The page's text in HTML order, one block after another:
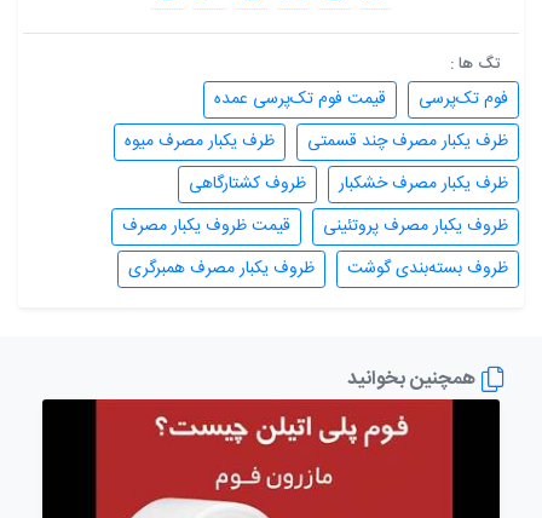
تگ ها :
فوم تک‌پرسی
قیمت فوم تک‌پرسی عمده
ظرف یکبار مصرف چند قسمتی
ظرف یکبار مصرف میوه
ظرف یکبار مصرف خشکبار
ظروف کشتارگاهی
ظروف یکبار مصرف پروتئینی
قیمت ظروف یکبار مصرف
ظروف بسته‌بندی گوشت
ظروف یکبار مصرف همبرگری
همچنین بخوانید